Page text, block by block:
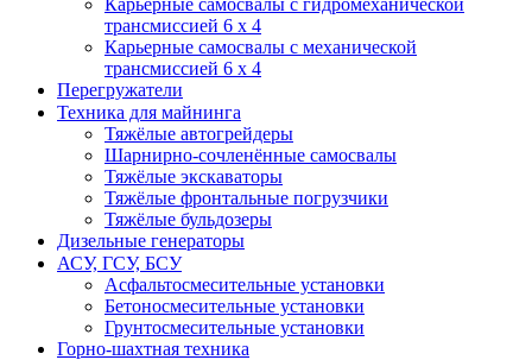
трансмиссией 6 х 4
Карьерные самосвалы с механической
трансмиссией 6 х 4
Перегружатели
Техника для майнинга
Тяжёлые автогрейдеры
Шарнирно-сочленённые самосвалы
Тяжёлые экскаваторы
Тяжёлые фронтальные погрузчики
Тяжёлые бульдозеры
Дизельные генераторы
АСУ, ГСУ, БСУ
Асфальтосмесительные установки
Бетоносмесительные установки
Грунтосмесительные установки
Горно-шахтная техника